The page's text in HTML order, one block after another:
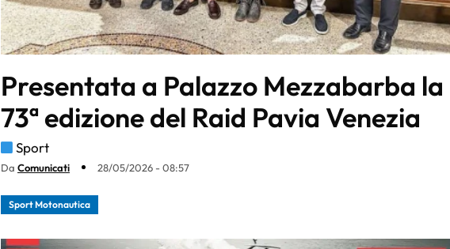
Presentata a Palazzo Mezzabarba la
73ª edizione del Raid Pavia Venezia
Sport
Da Comunicati 28/05/2026 - 08:57
Sport Motonautica